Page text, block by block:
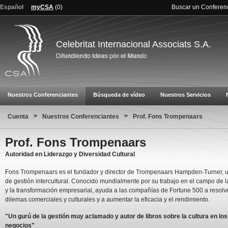
Español myCSA (0) Buscar un
Celebritat Internacional Associats S.A.
Nuestros Conferenciantes Búsqueda de vídeo Nuestros Servicios
Cuenta > Nuestros Conferenciantes > Prof. Fons Trompenaars
Prof. Fons Trompenaars
Autoridad en Liderazgo y Diversidad Cultural
Fons Trompenaars es el fundador y director de Trompenaars Hampden-Turner,
de gestión intercultural. Conocido mundialmente por su trabajo en el campo de
y la transformación empresarial, ayuda a las compañías de Fortune 500 a
dilemas comerciales y culturales y a aumentar la eficacia y el rendimiento.
"Un gurú de la gestión muy aclamado y autor de libros sobre la cultura en los
negocios"